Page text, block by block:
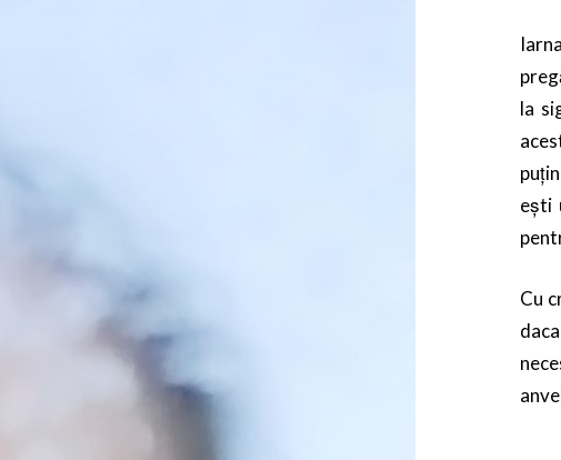
la
ești
Cu